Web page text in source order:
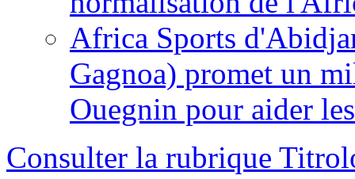
Africa Sports
Gagnoa) promet un
Ouegnin pour aider
Consulter la rubrique